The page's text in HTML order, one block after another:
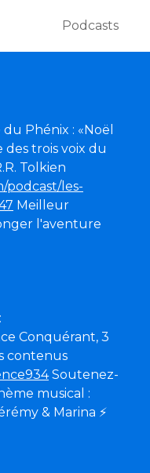
Podcasts
Phénix : «Noël
des trois voix du
Tolkien
podcast/les-
Meilleur
l'aventure
Conquérant, 3
contenus
Soutenez-
musical :
& Marina ⚡